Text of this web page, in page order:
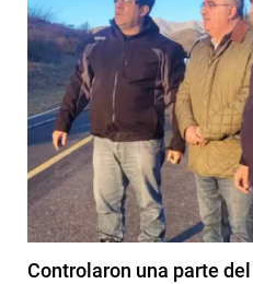
Controlaron una parte